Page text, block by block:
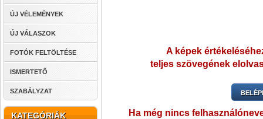
ÚJ VÉLEMÉNYEK
ÚJ VÁLASZOK
FOTÓK FELTÖLTÉSE
ISMERTETŐ
SZABÁLYZAT
KATEGÓRIÁK
A képek
teljes szövegének
Ha még nincs